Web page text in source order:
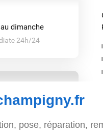
pose, réparation,